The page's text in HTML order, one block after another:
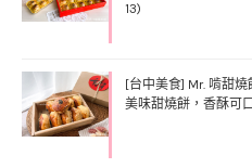
13)
[台中美食] Mr. 啃甜
美味甜燒餅，香酥可